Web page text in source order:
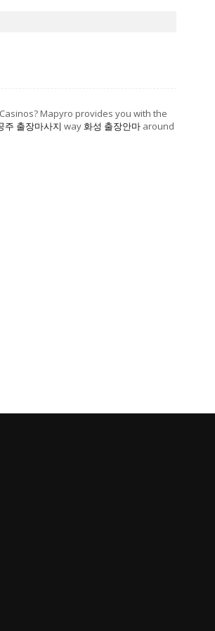
Mapyro provides you with the
주 출장마사지 way화성 출장안마 around